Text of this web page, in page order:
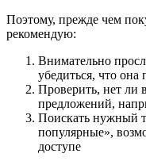
Поэтому, прежде чем
рекомендую:
Внимательно
убедиться, что она
Проверить, нет ли
предложений,
Поискать нужный
популярные»,
доступе